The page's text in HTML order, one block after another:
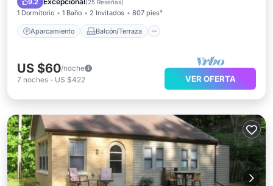
9.2 (25 Reseñas)
1 Dormitorio 1 Baño 2 Invitados 807 pies²
Aparcamiento Balcón/Terraza
US $60/noche
7 noches - US $422 VER OFERTA